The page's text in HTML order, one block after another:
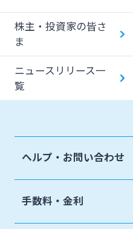
株主・投資家の皆さ
ま
ニュースリリース一
覧
ヘルプ・お問い合わせ
手数料・金利